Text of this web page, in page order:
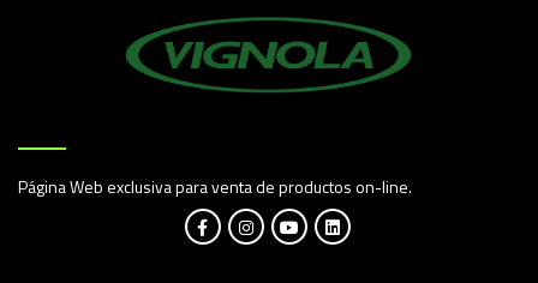
Página Web exclusiva para venta de productos on-line.